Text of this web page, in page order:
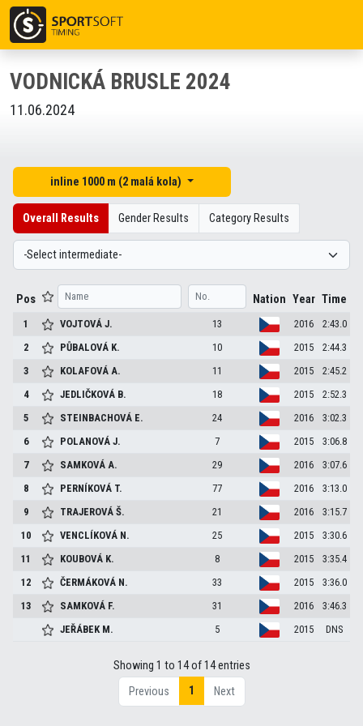
VODNICKÁ BRUSLE 2024
11.06.2024
inline 1000 m (2 malá kola)
Overall Results Gender Results Category Results
Pos Nation Year Time
1 VOJTOVÁJ. 13 2016
2:43.0
2
PŮBALOVÁ K. 10 2015
2:44.3
3
KOLAFOVÁA. 11 2015
2:45.2
4
JEDLIČKOVÁ B. 18 2015
2:52.3
5
STEINBACHOVÁ E. 24 2016
3:02.3
6
POLANOVÁJ. 7 2015
3:06.8
7
SAMKOVÁA. 29 2016
3:07.6
8
PERNÍKOVÁ T. 77 2016
3:13.0
9
TRAJEROVÁŠ. 21 2016
3:15.7
10
VENCLÍKOVÁ N. 25 2015
3:30.6
11
KOUBOVÁ K. 8 2015
3:35.4
12
ČERMÁKOVÁ N. 33 2015
3:36.0
13
SAMKOVÁ F. 31 2016
3:46.3
JEŘÁBEK M. 5 2015 DNS
Showing 1 to 14 of 14 entries
Previous
1 Next